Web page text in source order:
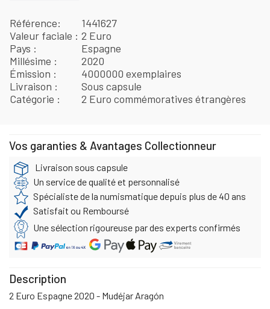
Référence
1441627
Valeur faciale
2 Euro
Pays
Espagne
Millésime
2020
Émission
4000000 exemplaires
Livraison
Sous capsule
Catégorie
2 Euro commémoratives étrangères
Vos garanties & Avantages Collectionneur
Livraison sous capsule
Un service de qualité et personnalisé
Spécialiste de la numismatique depuis plus de 40 ans
Satisfait ou Remboursé
Une sélection rigoureuse par des experts confirmés
Description
2 Euro Espagne 2020 - Mudéjar Aragón